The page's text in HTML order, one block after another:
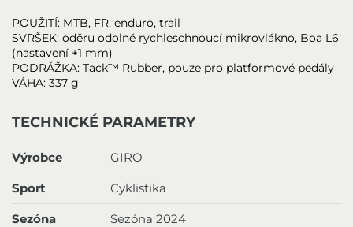
POUŽITÍ: MTB, FR, enduro, trail
SVRŠEK: oděru odolné rychleschnoucí mikrovlákno, Boa L6
(nastavení +1 mm)
PODRÁŽKA: Tack™ Rubber, pouze pro platformové pedály
VÁHA: 337 g
TECHNICKÉ PARAMETRY
Výrobce GIRO
Sport Cyklistika
Sezóna Sezóna 2024